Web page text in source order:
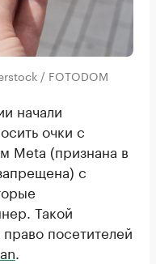
/ FOTODOM
начали
очки с
Meta (признана в
с
Такой
посетителей
.